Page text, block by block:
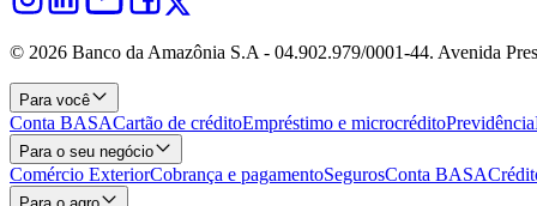
© 2026 Banco da Amazônia S.A - 04.902.979/0001‐44. Avenida
Para você
Conta BASACartão de créditoEmpréstimo e microcréditoPrevidência
Para o seu negócio
Comércio ExteriorCobrança e pagamentoSegurosConta BASA